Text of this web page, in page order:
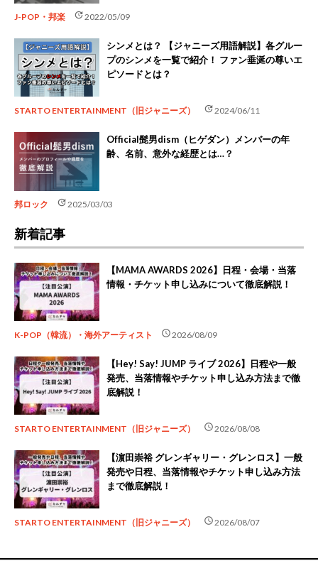
J-POP・邦楽 update2022/05/09
シンメとは？ 【ジャニーズ用語解説】各グルー
プのシンメを一覧で紹介！ ファン垂涎の尊いエ
ピソードとは？
STARTO ENTERTAINMENT（旧ジャニーズ） update2024/06/11
Official髭男dism（ヒゲダン）メンバーの年
齢、名前、意外な経歴とは…？
邦ロック update2025/03/03
新着記事
【MAMA AWARDS 2026】日程・会場・当落
情報・チケット申し込みについて徹底解説！
K-POP（韓流）・海外アーティスト schedule2026/08/09
【Hey! Say! JUMP ライブ 2026】日程や一般
発売、当落情報やチケット申し込み方法まで徹
底解説！
STARTO ENTERTAINMENT（旧ジャニーズ） schedule2026/08/08
【濵田崇裕 グレンギャリー・グレンロス】一般
発売や日程、当落情報やチケット申し込み方法
まで徹底解説！
STARTO ENTERTAINMENT（旧ジャニーズ） schedule2026/08/07